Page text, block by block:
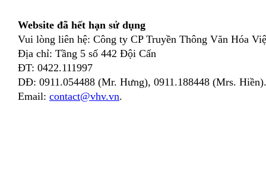
Website đã hết hạn sử dụng
Vui lòng liên hệ: Công ty CP Truyền Thông Văn Hóa
Địa chỉ: Tầng 5 số 442 Đội Cấn
ĐT: 0422.111997
DĐ: 0911.054488 (Mr. Hưng), 0911.188448 (Mrs. Hiền).
Email: contact@vhv.vn.